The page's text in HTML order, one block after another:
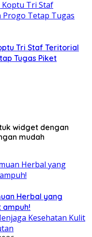
Tri Staf Teritorial
Tugas Piket
widget dengan
mudah
Herbal yang